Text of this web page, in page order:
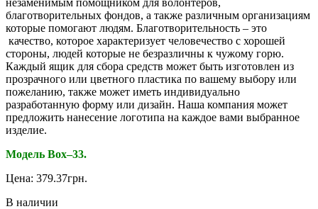
благотворительных фондов, а также различным организациям
которые помогают людям. Благотворительность – это
качество, которое характеризует человечество с хорошей
стороны, людей которые не безразличны к чужому горю.
Каждый ящик для сбора средств может быть изготовлен из
прозрачного или цветного пластика по вашему выбору или
пожеланию, также может иметь индивидуально
разработанную форму или дизайн. Наша компания может
предложить нанесение логотипа на каждое вами выбранное
изделие.
Модель Box–33.
Цена: 379.37грн.
В наличии